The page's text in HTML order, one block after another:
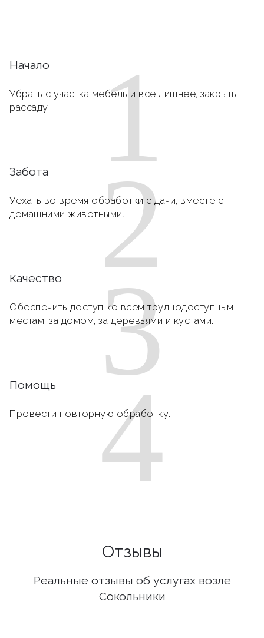
1
Начало
Убрать с участка мебель и все лишнее, закрыть
рассаду
2
Забота
Уехать во время обработки с дачи, вместе с
домашними животными.
3
Качество
Обеспечить доступ ко всем труднодоступным
местам: за домом, за деревьями и кустами.
4
Помощь
Провести повторную обработку.
Отзывы
Реальные отзывы об услугах возле
Сокольники